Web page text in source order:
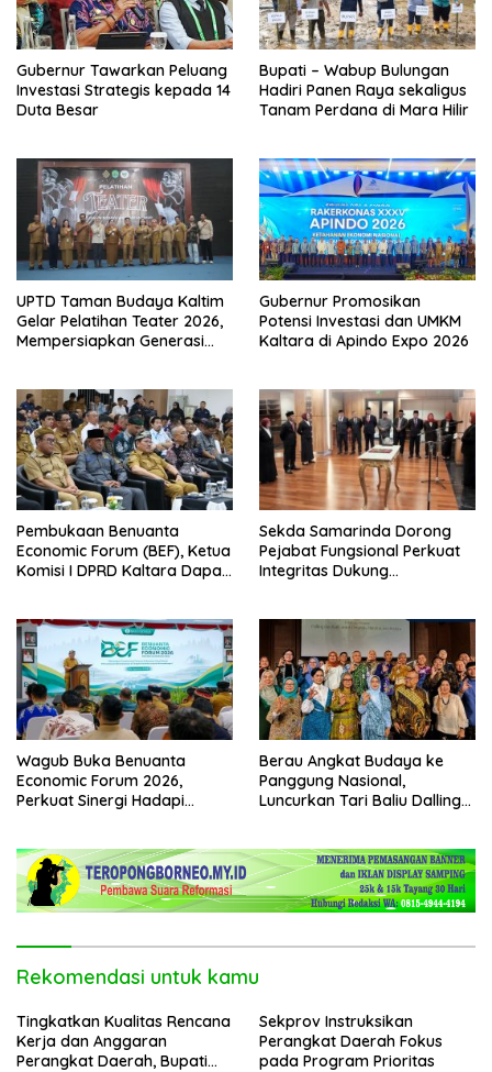
Gubernur Tawarkan Peluang
Investasi Strategis kepada 14
Duta Besar
Bupati – Wabup Bulungan
Hadiri Panen Raya sekaligus
Tanam Perdana di Mara Hilir
UPTD Taman Budaya Kaltim
Gelar Pelatihan Teater 2026,
Mempersiapkan Generasi
Gubernur Promosikan
Potensi Investasi dan UMKM
Kaltara di Apindo Expo 2026
Pembukaan Benuanta
Economic Forum (BEF), Ketua
Komisi I DPRD Kaltara Dapat
Sekda Samarinda Dorong
Pejabat Fungsional Perkuat
Integritas Dukung
Wagub Buka Benuanta
Economic Forum 2026,
Perkuat Sinergi Hadapi
Berau Angkat Budaya ke
Panggung Nasional,
Luncurkan Tari Baliu Dalling
Rekomendasi untuk kamu
Tingkatkan Kualitas Rencana
Kerja dan Anggaran
Perangkat Daerah, Bupati
Sekprov Instruksikan
Perangkat Daerah Fokus
pada Program Prioritas